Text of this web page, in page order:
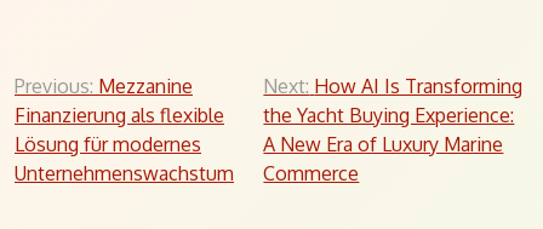
Post
navigation
Previous: Mezzanine
Finanzierung als flexible
Lösung für modernes
Unternehmenswachstum
Next: How AI Is Transforming
the Yacht Buying Experience:
A New Era of Luxury Marine
Commerce